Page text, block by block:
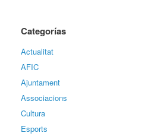
Categorías
Actualitat
AFIC
Ajuntament
Associacions
Cultura
Esports